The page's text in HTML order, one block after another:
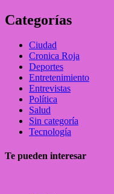
Categorías
Ciudad
Cronica Roja
Deportes
Entretenimiento
Entrevistas
Política
Salud
Sin categoría
Tecnología
Te pueden interesar